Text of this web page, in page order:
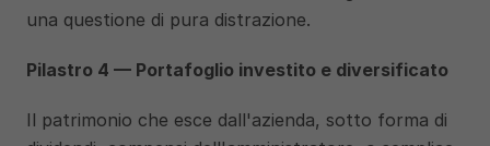
una questione di pura distrazione.
Pilastro 4 — Portafoglio investito e diversificato
Il patrimonio che esce dall'azienda, sotto forma di